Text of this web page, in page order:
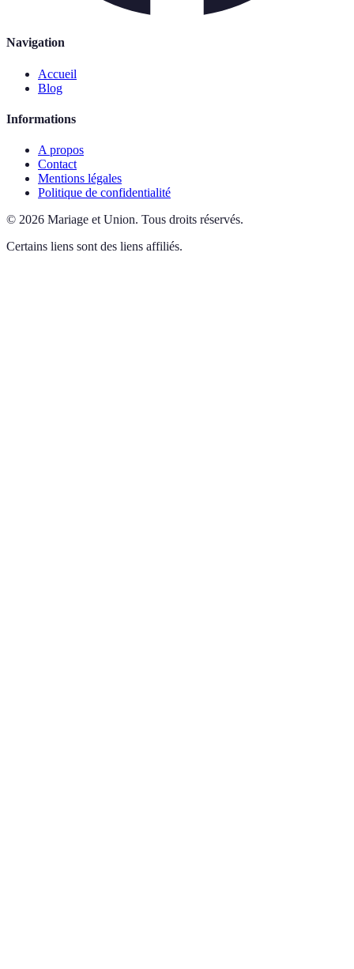
Navigation
Accueil
Blog
Informations
A propos
Contact
Mentions légales
Politique de confidentialité
© 2026 Mariage et Union. Tous droits réservés.
Certains liens sont des liens affiliés.